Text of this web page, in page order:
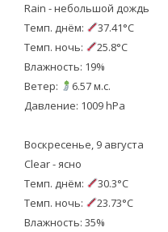
Rain - небольшой дождь
Темп. днём:
37.41°C
Темп. ночь:
25.8°C
Влажность: 19%
Ветер:
6.57 м.с.
Давление: 1009 hPa
Воскресенье, 9 августа
Clear - ясно
Темп. днём:
30.3°C
Темп. ночь:
23.73°C
Влажность: 35%